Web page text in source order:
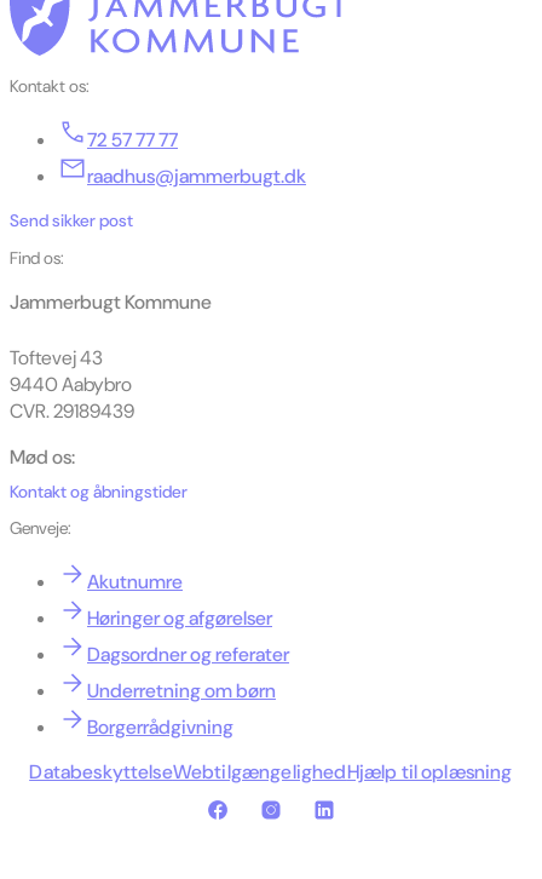
Kontakt os:
72 57 77 77
raadhus@jammerbugt.dk
Send sikker post
Find os:
Jammerbugt Kommune
Toftevej 43
9440 Aabybro
CVR. 29189439
Mød os:
Kontakt og åbningstider
Genveje:
Akutnumre
Høringer og afgørelser
Dagsordner og referater
Underretning om børn
Borgerrådgivning
DatabeskyttelseWebtilgængelighedHjælp til oplæsning